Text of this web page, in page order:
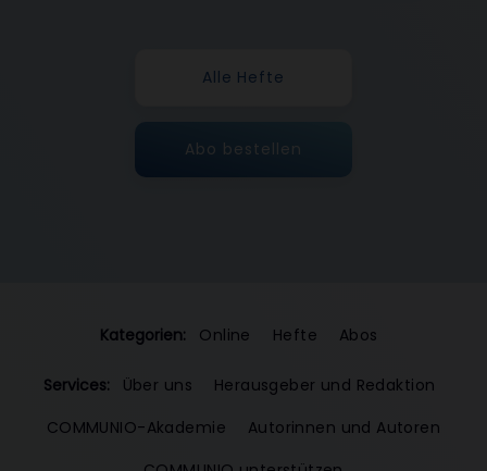
Alle Hefte
Abo bestellen
Kategorien: Online Hefte Abos
Services: Über uns
Herausgeber und Redaktion
COMMUNIO-Akademie
Autorinnen und Autoren